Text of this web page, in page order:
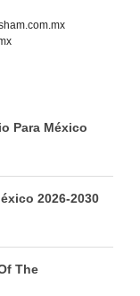
Para México
2026-2030
The